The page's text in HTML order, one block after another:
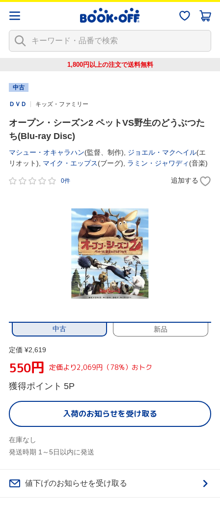
1,800円以上の注文で送料無料
中古
ＤＶＤ キッズ・ファミリー
オープン・シーズン2 ペットVS野生のどうぶつた
ち(Blu-ray Disc)
マシュー・オキャラハン(監督、制作), ジョエル・マクヘイル(エ
リオット),
マイク・エップス(ブーグ), ラミン・ジャワディ (音楽)
0件 追加する
中古 新品
定価 ¥2,619
550円 定価より2,069円（78%）おトク
獲得ポイント 5P
入荷のお知らせを受け取る
在庫なし
発送時期 1～5日以内に発送
値下げのお知らせを受け取る